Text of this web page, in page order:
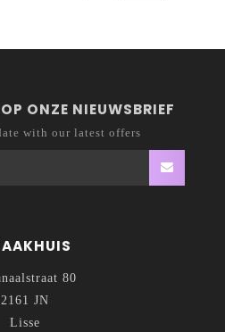
ONZE NIEUWSBRIEF
with our latest offers
80
2161 JN
Lisse